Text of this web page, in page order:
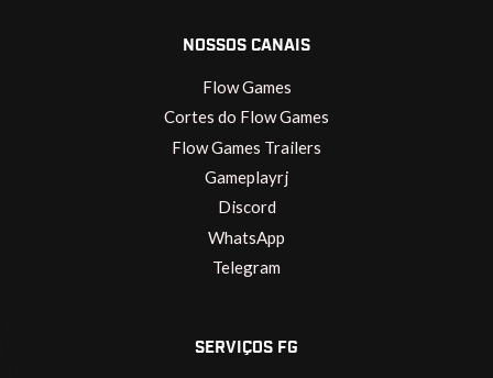
NOSSOS CANAIS
Flow Games
Cortes do Flow Games
Flow Games Trailers
Gameplayrj
Discord
WhatsApp
Telegram
SERVIÇOS FG